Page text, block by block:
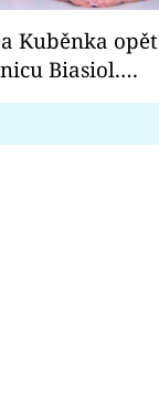
Kuběnka opět
Biasiol.
falešná a